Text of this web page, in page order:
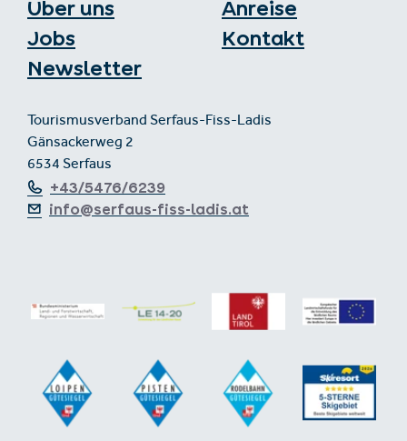
Über uns
Jobs
Newsletter
Anreise
Kontakt
Tourismusverband Serfaus-Fiss-Ladis
Gänsackerweg 2
6534 Serfaus
+43/5476/6239
info@serfaus-fiss-ladis.at